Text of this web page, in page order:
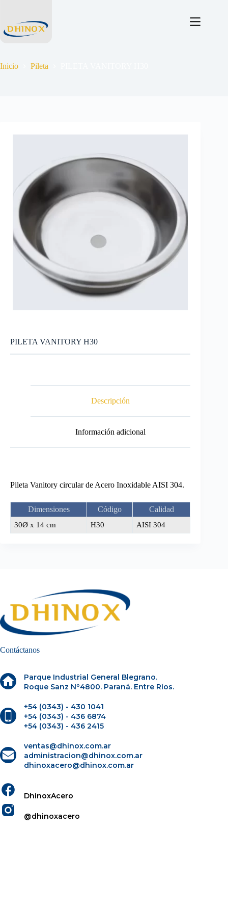
Inicio Pileta
PILETA VANITORY H30
Descripción
Información adicional
Pileta Vanitory circular de Acero Inoxidable AISI 304.
Dimensiones Código Calidad
30Ø x 14 cm H30 AISI 304
Contáctanos
Parque Industrial General Blegrano.
Roque Sanz Nº4800. Paraná. Entre Ríos.
+54 (0343) - 430 1041
+54 (0343) - 436 6874
+54 (0343) - 436 2415
ventas@dhinox.com.ar
administracion@dhinox.com.ar
dhinoxacero@dhinox.com.ar
DhinoxAcero
@dhinoxacero